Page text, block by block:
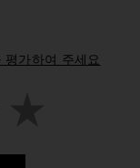
평가하여 주세요